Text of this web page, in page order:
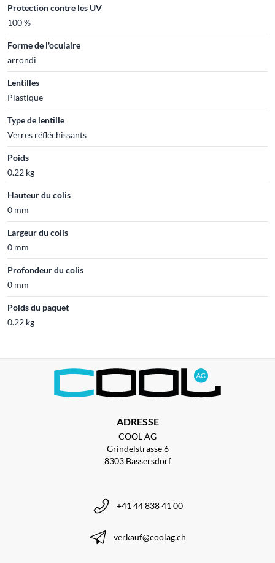
Protection contre les UV
100 %
Forme de l'oculaire
arrondi
Lentilles
Plastique
Type de lentille
Verres réfléchissants
Poids
0.22 kg
Hauteur du colis
0 mm
Largeur du colis
0 mm
Profondeur du colis
0 mm
Poids du paquet
0.22 kg
ADRESSE
COOL AG
Grindelstrasse 6
8303 Bassersdorf
+41 44 838 41 00
verkauf@coolag.ch